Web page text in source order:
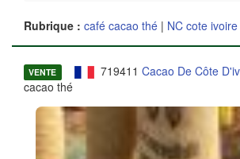
Rubrique : café cacao thé | NC cote ivoire
VENTE 719411 Cacao De Côte
cacao thé